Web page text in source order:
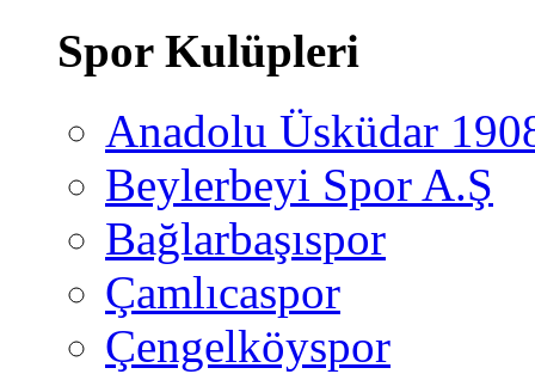
Spor Kulüpleri
Anadolu Üsküdar
Beylerbeyi Spor A.Ş
Bağlarbaşıspor
Çamlıcaspor
Çengelköyspor